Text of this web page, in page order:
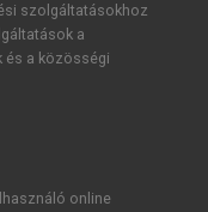
szolgáltatásokhoz
a
és a közösségi
online